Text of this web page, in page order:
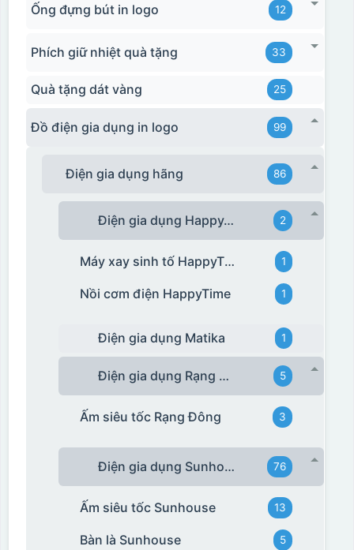
Ống đựng bút in logo 12
Phích giữ nhiệt quà tặng 33
Quà tặng dát vàng 25
Đồ điện gia dụng in logo 99
Điện gia dụng hãng 86
Điện gia dụng HappyTime 2
Máy xay sinh tố HappyTime 1
Nồi cơm điện HappyTime 1
Điện gia dụng Matika 1
Điện gia dụng Rạng Đông 5
Ấm siêu tốc Rạng Đông 3
Điện gia dụng Sunhouse 76
Ấm siêu tốc Sunhouse 13
Bàn là Sunhouse 5